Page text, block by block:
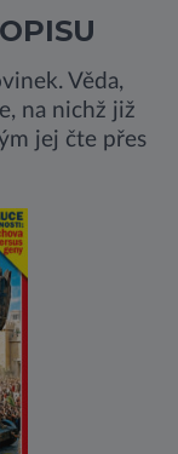
Věda,
na nichž již
jej čte přes